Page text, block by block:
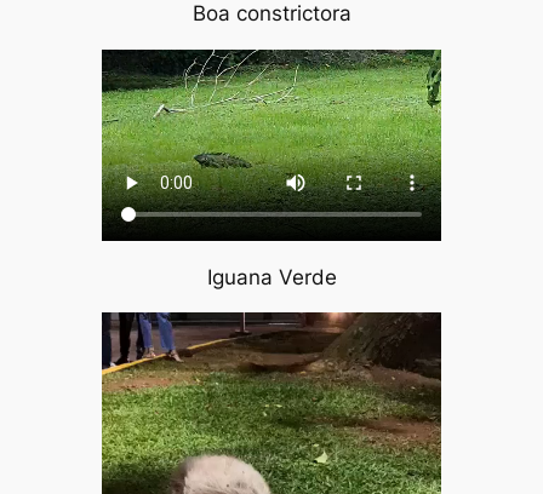
Boa constrictora
Iguana Verde